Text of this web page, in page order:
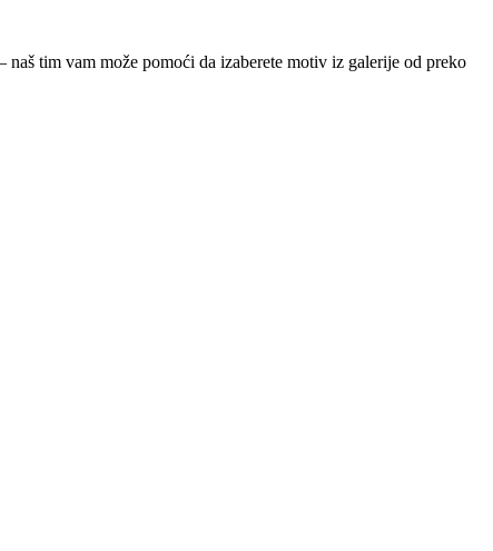
tim vam može pomoći da izaberete motiv iz galerije od preko